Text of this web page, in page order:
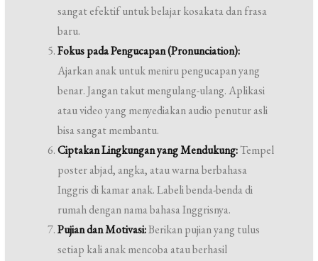
sangat efektif untuk belajar kosakata dan frasa
baru.
Fokus pada Pengucapan (Pronunciation):
Ajarkan anak untuk meniru pengucapan yang
benar. Jangan takut mengulang-ulang. Aplikasi
atau video yang menyediakan audio penutur asli
bisa sangat membantu.
Ciptakan Lingkungan yang Mendukung:Tempel
poster abjad, angka, atau warna berbahasa
Inggris di kamar anak. Labeli benda-benda di
rumah dengan nama bahasa Inggrisnya.
Pujian dan Motivasi:Berikan pujian yang tulus
setiap kali anak mencoba atau berhasil